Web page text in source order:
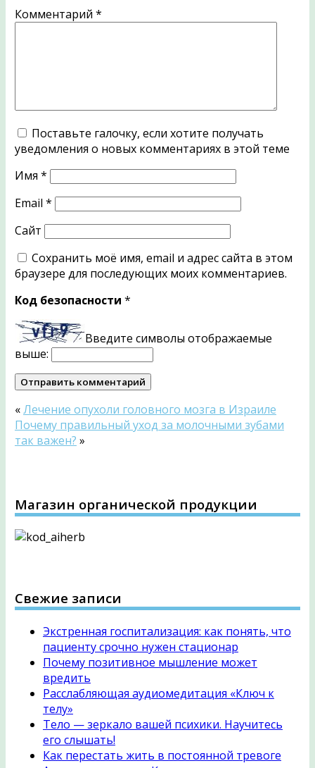
Комментарий *
Поставьте галочку, если хотите получать
уведомления о новых комментариях в этой теме
Имя *
Email *
Сайт
Сохранить моё имя, email и адрес сайта в этом
браузере для последующих моих комментариев.
Код безопасности *
Введите символы отображаемые
выше:
«Лечение опухоли головного мозга в Израиле
Почему правильный уход за молочными зубами
так важен? »
Магазин органической продукции
Свежие записи
Экстренная госпитализация: как понять, что
пациенту срочно нужен стационар
Почему позитивное мышление может
вредить
Расслабляющая аудиомедитация «Ключ к
телу»
Тело — зеркало вашей психики. Научитесь
его слышать!
Как перестать жить в постоянной тревоге